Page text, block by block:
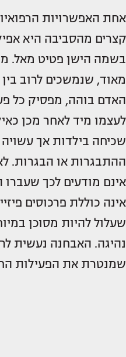
אחת האפשרויות
קצרים מהסביבה היא
בשמה הישן פטיט מאל.
האדם בוהה, מפסיק כל
לעצמו מיד לאחר מכן
שכיחה בילדות אך
ההתבגרות או הבגרות.
אינם מודעים לכך
אינה כוללת פרכוסים
שעלול להיות מסוכן
שמנטרת את הפעילות